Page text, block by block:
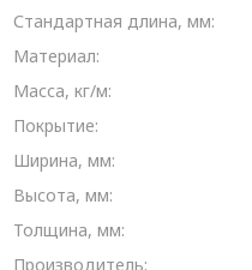
Стандартная длина, мм:
Материал:
Масса, кг/м:
Покрытие:
Ширина, мм:
Высота, мм:
Толщина, мм:
Производитель: